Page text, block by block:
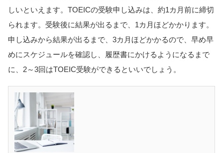
しいといえます。TOEICの受験申し込みは、約1カ月前に締切
られます。受験後に結果が出るまで、1カ月ほどかかります。
申し込みから結果が出るまで、3カ月ほどかかるので、早め早
めにスケジュールを確認し、履歴書にかけるようになるまで
に、2～3回はTOEIC受験ができるといいでしょう。